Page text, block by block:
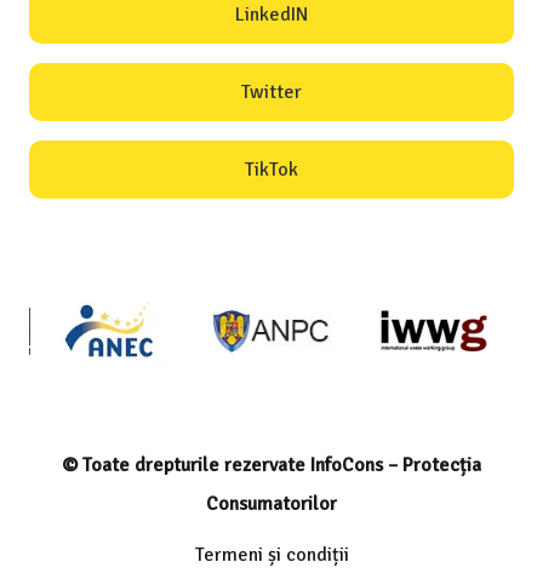
LinkedIN
Twitter
TikTok
© Toate drepturile rezervate InfoCons – Protecția
Consumatorilor
Termeni și condiții